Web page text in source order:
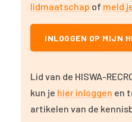
lidmaatschap of meld
INLOGGEN OP MIJN
Lid van de HISWA-
kun je hier inloggen en
artikelen van de